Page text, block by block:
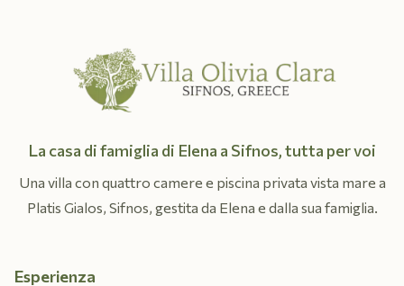
La casa di famiglia di Elena a Sifnos, tutta per voi
Una villa con quattro camere e piscina privata vista mare a
Platis Gialos, Sifnos, gestita da Elena e dalla sua famiglia.
Esperienza